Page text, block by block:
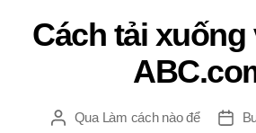
A
Cách tải
ĐăngQua Làm cách nào để
Ngay